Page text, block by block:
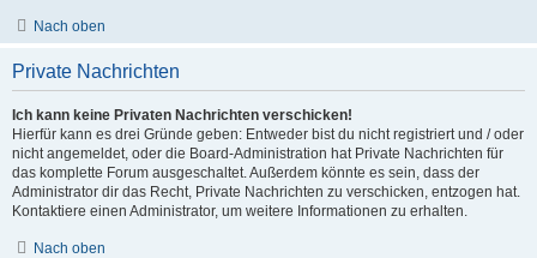
Nach oben
Private Nachrichten
Ich kann keine Privaten Nachrichten verschicken!
Hierfür kann es drei Gründe geben: Entweder bist du nicht registriert und / oder
nicht angemeldet, oder die Board-Administration hat Private Nachrichten für
das komplette Forum ausgeschaltet. Außerdem könnte es sein, dass der
Administrator dir das Recht, Private Nachrichten zu verschicken, entzogen hat.
Kontaktiere einen Administrator, um weitere Informationen zu erhalten.
Nach oben